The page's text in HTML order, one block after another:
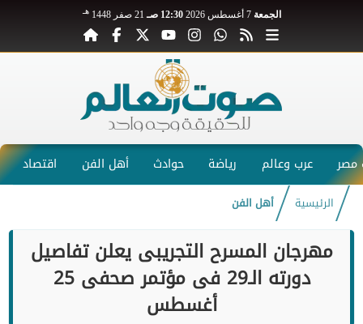
الجمعة 7 أغسطس 2026 12:30 صـ 21 صفر 1448 هـ
عرب وعالم رياضة حوادث أهل الفن اقتصاد
الرئيسية أهل الفن
مهرجان المسرح التجريبى يعلن تفاصيل
دورته الـ29 فى مؤتمر صحفى 25
أغسطس